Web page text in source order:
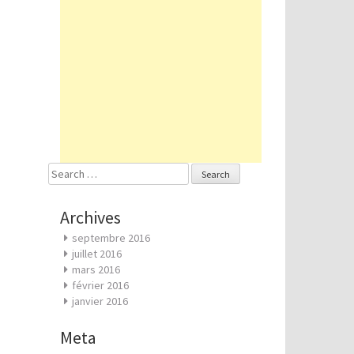
Search
Archives
septembre 2016
juillet 2016
mars 2016
février 2016
janvier 2016
Meta